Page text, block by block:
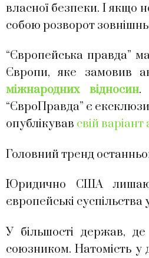
власної безпеки. І якщо
собою розворот
“Європейська правда”
Європи, яке замовив
міжнародних відносин.
“ЄвроПравда” є
опублікував свій варіант
Головний тренд
Юридично США
європейські суспільства
У більшості держав,
союзником. Натомість у